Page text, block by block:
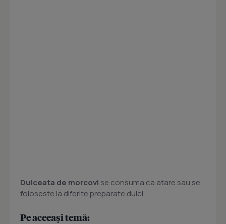
Dulceata de morcovi se consuma ca atare sau se
foloseste la diferite preparate dulci.
Pe aceeași temă: